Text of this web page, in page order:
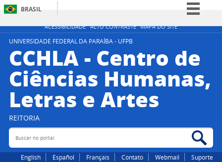
ACESSIBILIDADE ALTO CONTRASTE MAPA DO SITE
BRASIL
Simplifique!
Participe
Legislação
Canais
UNIVERSIDADE FEDERAL DA PARAÍBA - UFPB
CCHLA - Centro de
Ciências Humanas,
Letras e Artes
REITORIA
Buscar no portal
English Español Français Contato Webmail
Suporte